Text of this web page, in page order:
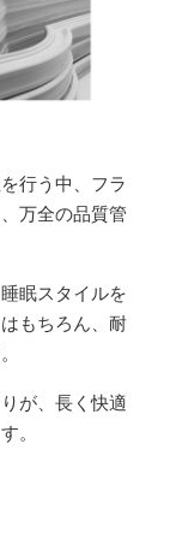
行う中、フラ
万全の品質管
眠スタイルを
もちろん、耐
が、長く快適
。